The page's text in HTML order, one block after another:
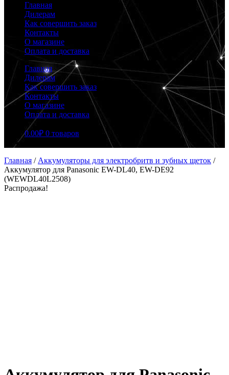
Главная
Дилерам
Как совершить заказ
Контакты
О магазине
Оплата и доставка
Главная
Дилерам
Как совершить заказ
Контакты
О магазине
Оплата и доставка
0.00₽ 0 товаров
Главная / Аккумуляторы для электробритв и зубных щеток /
Аккумулятор для Panasonic EW-DL40, EW-DE92
(WEWDL40L2508)
Распродажа!